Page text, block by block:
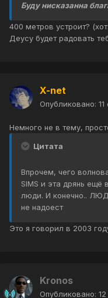
Буду нисказанна
400 метров устроит?
Деусу будет радовать
X-net
Опубликовано:
Немного не в тему,
Цитата
Впрочем, чего
SIMS и эта дрянь
люди. И конечно..
не надоест
Это я говорил в 2003
Kronos
Опубликовано: